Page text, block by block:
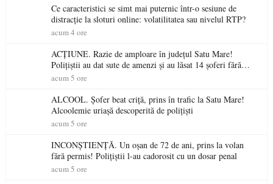
Ce caracteristici se simt mai puternic într-o sesiune de
distracție la sloturi online: volatilitatea sau nivelul RTP?
acum 4 ore
ACȚIUNE. Razie de amploare în județul Satu Mare!
Polițiștii au dat sute de amenzi și au lăsat 14 șoferi fără
permis într-o singură zi
acum 5 ore
ALCOOL. Șofer beat criță, prins în trafic la Satu Mare!
Alcoolemie uriașă descoperită de polițiști
acum 5 ore
INCONȘTIENȚĂ. Un oșan de 72 de ani, prins la volan
fără permis! Polițiștii l-au cadorosit cu un dosar penal
acum 5 ore